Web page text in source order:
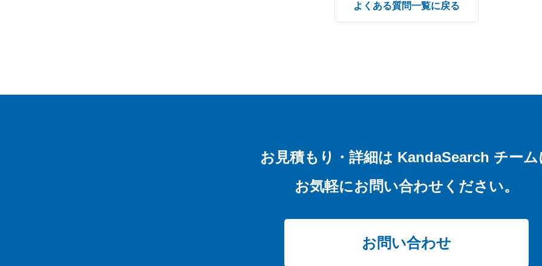
よくある質問一覧に戻る
お見積もり・詳細は KandaSearch チーム
お気軽にお問い合わせください。
お問い合わせ